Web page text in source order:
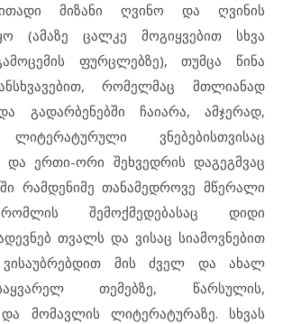
მიზანი ღვინო და ღვინის
(ამაზე ცალკე მოგიყვებით სხვა
ფურცლებზე), თუმცა წინა
რომელმაც მთლიანად
გადარბენებში ჩაიარა, ამჯერად,
ლიტერატურული ვნებებისთვისაც
ერთი-ორი შეხვედრის დაგეგმვაც
რამდენიმე თანამედროვე მწერალი
შემოქმედებასაც დიდი
თვალს და ვისაც სიამოვნებით
ვისაუბრებდით მის ძველ და ახალ
თემებზე, წარსულის,
მომავლის ლიტერატურაზე. სხვას